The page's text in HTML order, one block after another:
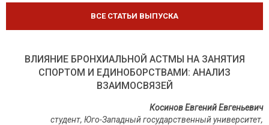
ВСЕ СТАТЬИ ВЫПУСКА
ВЛИЯНИЕ БРОНХИАЛЬНОЙ АСТМЫ НА ЗАНЯТИЯ
СПОРТОМ И ЕДИНОБОРСТВАМИ: АНАЛИЗ
ВЗАИМОСВЯЗЕЙ
Косинов Евгений Евгеньевич
студент, Юго-Западный государственный университет,